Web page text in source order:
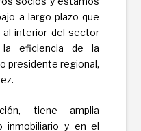
a largo plazo que
al interior del sector
eficiencia de la
presidente regional,
tiene amplia
inmobiliario y en el